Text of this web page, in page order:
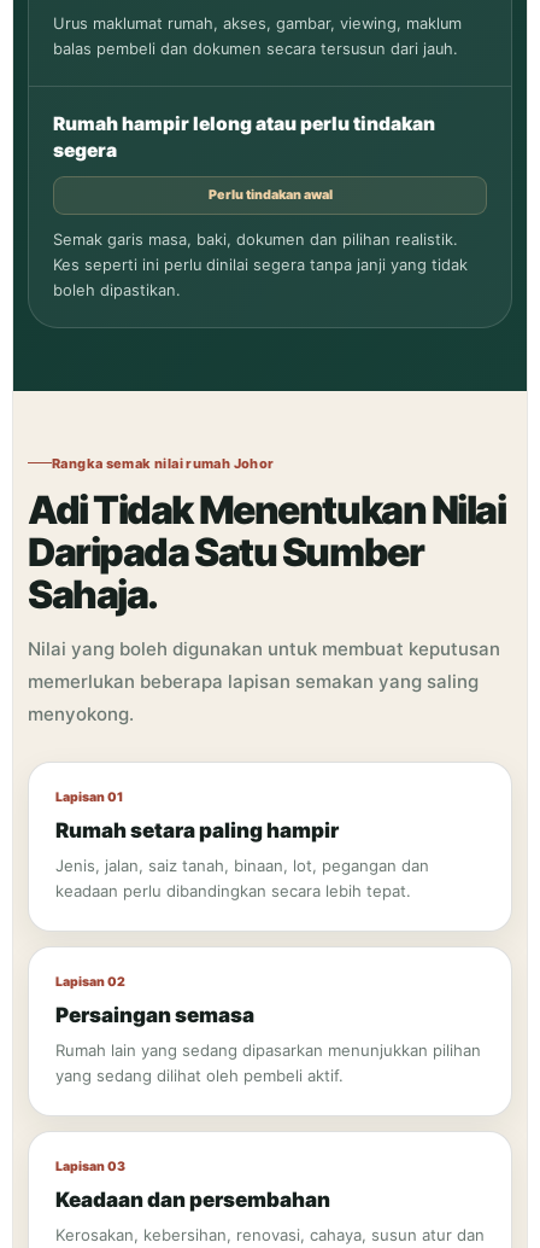
Urus maklumat rumah, akses, gambar, viewing, maklum
balas pembeli dan dokumen secara tersusun dari jauh.
Rumah hampir lelong atau perlu tindakan
segera
Perlu tindakan awal
Semak garis masa, baki, dokumen dan pilihan realistik.
Kes seperti ini perlu dinilai segera tanpa janji yang tidak
boleh dipastikan.
Rangka semak nilai rumah Johor
Adi Tidak Menentukan Nilai
Daripada Satu Sumber
Sahaja.
Nilai yang boleh digunakan untuk membuat keputusan
memerlukan beberapa lapisan semakan yang saling
menyokong.
Lapisan 01
Rumah setara paling hampir
Jenis, jalan, saiz tanah, binaan, lot, pegangan dan
keadaan perlu dibandingkan secara lebih tepat.
Lapisan 02
Persaingan semasa
Rumah lain yang sedang dipasarkan menunjukkan pilihan
yang sedang dilihat oleh pembeli aktif.
Lapisan 03
Keadaan dan persembahan
Kerosakan, kebersihan, renovasi, cahaya, susun atur dan